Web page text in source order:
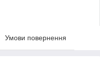
Умови повернення